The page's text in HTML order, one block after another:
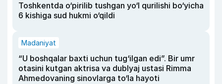
Toshkentda o‘pirilib tushgan yo‘l qurilishi bo‘yicha
6 kishiga sud hukmi o‘qildi
Madaniyat
“U boshqalar baxti uchun tug‘ilgan edi”. Bir umr
otasini kutgan aktrisa va dublyaj ustasi Rimma
Ahmedovaning sinovlarga to‘la hayoti